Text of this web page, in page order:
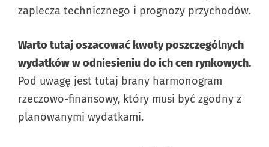
zaplecza technicznego i prognozy przychodów.
Warto tutaj oszacować kwoty poszczególnych
wydatków w odniesieniu do ich cen rynkowych.
Pod uwagę jest tutaj brany harmonogram
rzeczowo-finansowy, który musi być zgodny z
planowanymi wydatkami.